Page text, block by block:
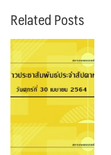
Related Posts